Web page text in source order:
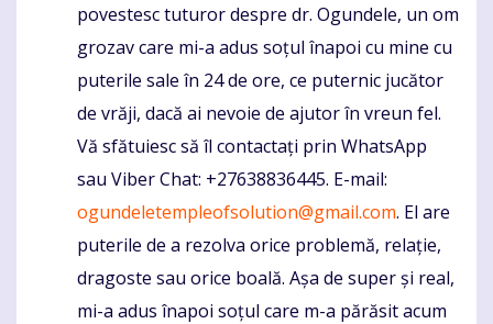
povestesc tuturor despre dr. Ogundele, un om
grozav care mi-a adus soțul înapoi cu mine cu
puterile sale în 24 de ore, ce puternic jucător
de vrăji, dacă ai nevoie de ajutor în vreun fel.
Vă sfătuiesc să îl contactați prin WhatsApp
sau Viber Chat: +27638836445. E-mail:
ogundeletempleofsolution@gmail.com. El are
puterile de a rezolva orice problemă, relație,
dragoste sau orice boală. Așa de super și real,
mi-a adus înapoi soțul care m-a părăsit acum